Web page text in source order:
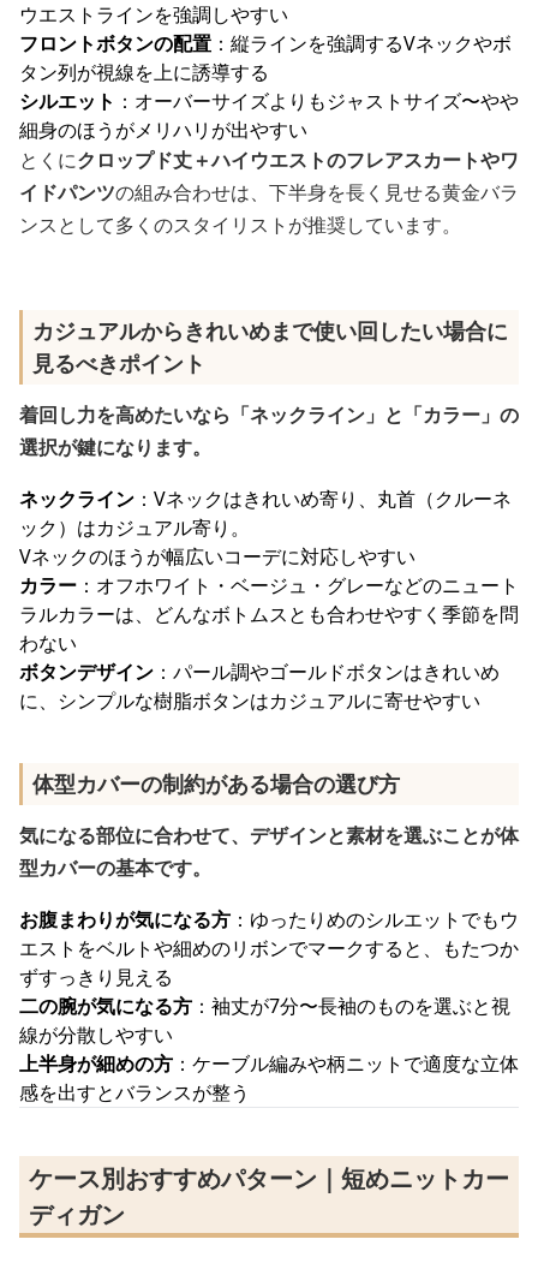
ウエストラインを強調しやすい
フロントボタンの配置 ：縦ラインを強調するVネックやボ
タン列が視線を上に誘導する
シルエット ：オーバーサイズよりもジャストサイズ〜やや
細身のほうがメリハリが出やすい
とくにクロップド丈＋ハイウエストのフレアスカートやワ
イドパンツの組み合わせは、下半身を長く見せる黄金バラ
ンスとして多くのスタイリストが推奨しています。
カジュアルからきれいめまで使い回したい場合に
見るべきポイント
着回し力を高めたいなら「ネックライン」と「カラー」の
選択が鍵になります。
ネックライン ：Vネックはきれいめ寄り、丸首（クルーネ
ック）はカジュアル寄り。
Vネックのほうが幅広いコーデに対応しやすい
カラー ：オフホワイト・ベージュ・グレーなどのニュート
ラルカラーは、どんなボトムスとも合わせやすく季節を問
わない
ボタンデザイン ：パール調やゴールドボタンはきれいめ
に、シンプルな樹脂ボタンはカジュアルに寄せやすい
体型カバーの制約がある場合の選び方
気になる部位に合わせて、デザインと素材を選ぶことが体
型カバーの基本です。
お腹まわりが気になる方 ：ゆったりめのシルエットでもウ
エストをベルトや細めのリボンでマークすると、もたつか
ずすっきり見える
二の腕が気になる方 ：袖丈が7分〜長袖のものを選ぶと視
線が分散しやすい
上半身が細めの方 ：ケーブル編みや柄ニットで適度な立体
感を出すとバランスが整う
ケース別おすすめパターン｜短めニットカー
ディガン